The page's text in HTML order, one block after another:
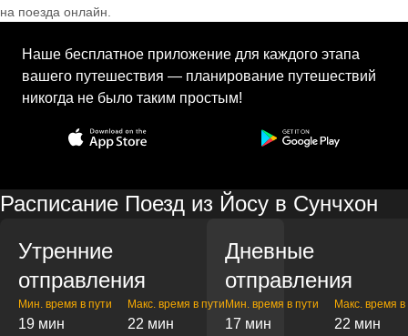
на поезда онлайн.
Наше бесплатное приложение для каждого этапа
вашего путешествия — планирование путешествий
никогда не было таким простым!
Расписание Поезд из Йосу в Сунчхон
Утренние
отправления
Мин. время в пути
19 мин
Макс. время в пути
22 мин
Дневные
отправления
Мин. время в пути
17 мин
Макс. время в
22 мин